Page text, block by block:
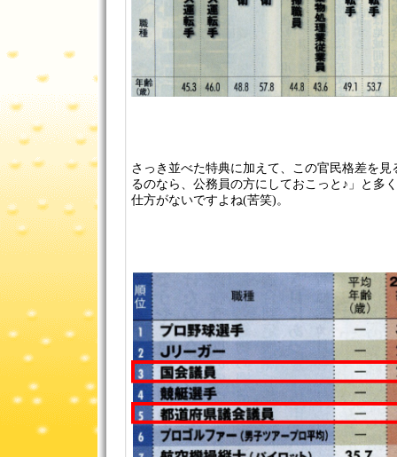
さっき並べた特典に加えて、この官民格差を
るのなら、公務員の方にしておこっと♪」と多
仕方がないですよね(苦笑)。